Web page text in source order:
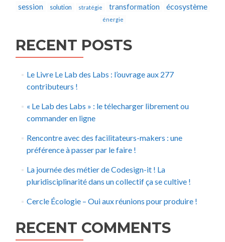
session solution stratégie transformation écosystème
énergie
RECENT POSTS
Le Livre Le Lab des Labs : l’ouvrage aux 277
contributeurs !
« Le Lab des Labs » : le télecharger librement ou
commander en ligne
Rencontre avec des facilitateurs-makers : une
préférence à passer par le faire !
La journée des métier de Codesign-it ! La
pluridisciplinarité dans un collectif ça se cultive !
Cercle Écologie – Oui aux réunions pour produire !
RECENT COMMENTS